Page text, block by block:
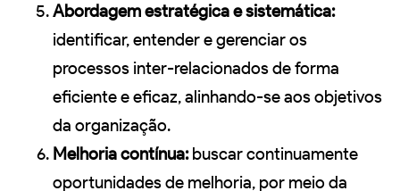
Abordagem estratégica e sistemática:
identificar, entender e gerenciar os
processos inter-relacionados de forma
eficiente e eficaz, alinhando-se aos objetivos
da organização.
Melhoria contínua:buscar continuamente
oportunidades de melhoria, por meio da